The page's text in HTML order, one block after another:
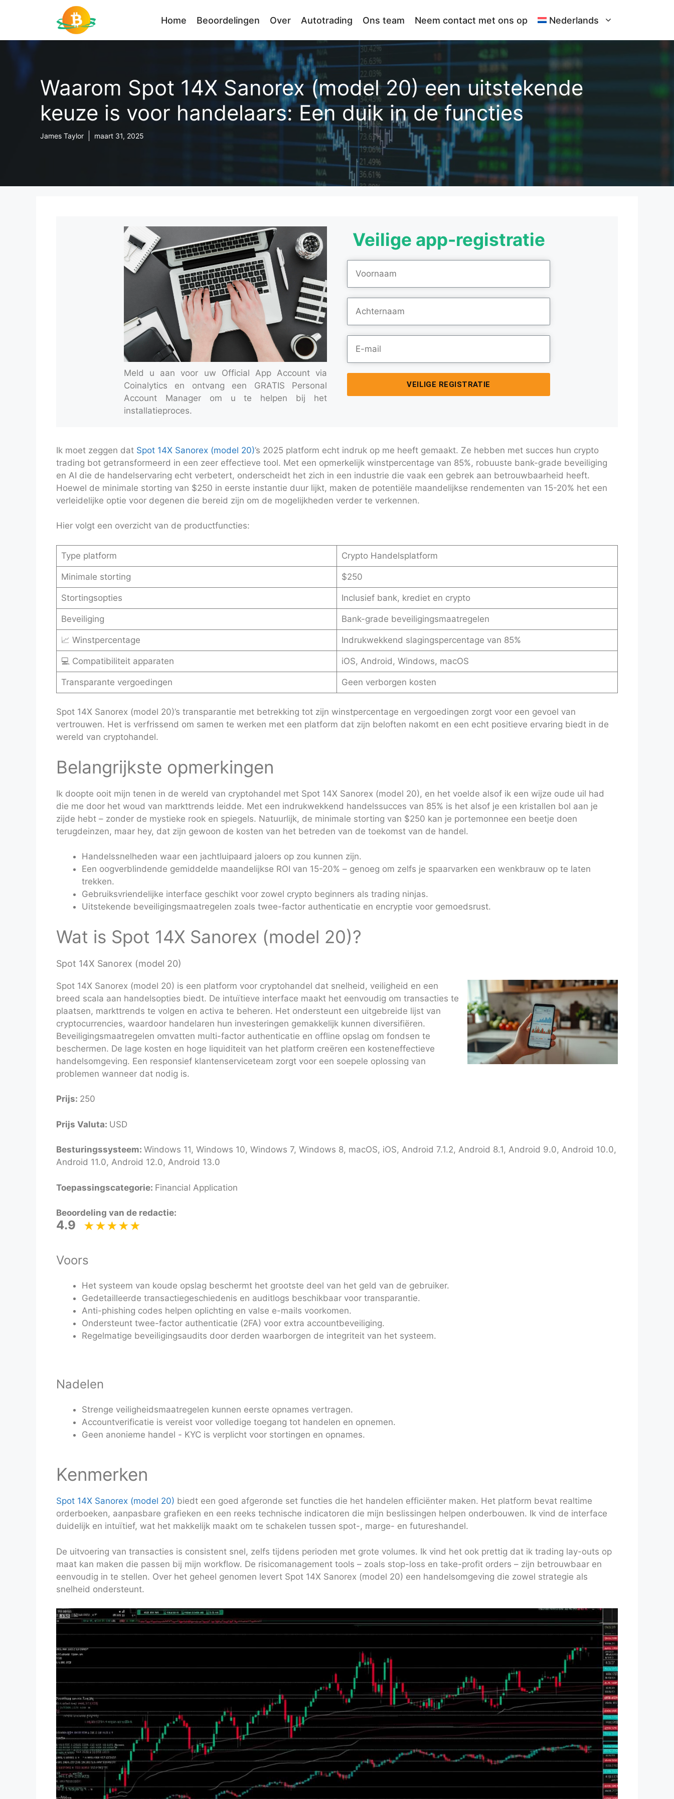
inhoud
Home Beoordelingen Over Autotrading Ons team Neem contact met ons op Nederlands
Waarom Spot 14X Sanorex (model 20) een uitstekende
keuze is voor handelaars: Een duik in de functies
James Taylor maart 31, 2025
Meld u aan voor uw Official App Account via
Coinalytics en ontvang een GRATIS Personal
Account Manager om u te helpen bij het
installatieproces.
Veilige app-registratie
VEILIGE REGISTRATIE
Ik moet zeggen dat Spot 14X Sanorex (model 20)’s 2025 platform echt indruk op me heeft gemaakt. Ze hebben met succes hun crypto
trading bot getransformeerd in een zeer effectieve tool. Met een opmerkelijk winstpercentage van 85%, robuuste bank-grade beveiliging
en AI die de handelservaring echt verbetert, onderscheidt het zich in een industrie die vaak een gebrek aan betrouwbaarheid heeft.
Hoewel de minimale storting van $250 in eerste instantie duur lijkt, maken de potentiële maandelijkse rendementen van 15-20% het een
verleidelijke optie voor degenen die bereid zijn om de mogelijkheden verder te verkennen.
Hier volgt een overzicht van de productfuncties:
Type platform Crypto Handelsplatform
Minimale storting $250
Stortingsopties Inclusief bank, krediet en crypto
Beveiliging Bank-grade beveiligingsmaatregelen
📈 Winstpercentage Indrukwekkend slagingspercentage van 85%
💻 Compatibiliteit apparaten iOS, Android, Windows, macOS
Transparante vergoedingen Geen verborgen kosten
Spot 14X Sanorex (model 20)’s transparantie met betrekking tot zijn winstpercentage en vergoedingen zorgt voor een gevoel van
vertrouwen. Het is verfrissend om samen te werken met een platform dat zijn beloften nakomt en een echt positieve ervaring biedt in de
wereld van cryptohandel.
Belangrijkste opmerkingen
Ik doopte ooit mijn tenen in de wereld van cryptohandel met Spot 14X Sanorex (model 20), en het voelde alsof ik een wijze oude uil had
die me door het woud van markttrends leidde. Met een indrukwekkend handelssucces van 85% is het alsof je een kristallen bol aan je
zijde hebt – zonder de mystieke rook en spiegels. Natuurlijk, de minimale storting van $250 kan je portemonnee een beetje doen
terugdeinzen, maar hey, dat zijn gewoon de kosten van het betreden van de toekomst van de handel.
Handelssnelheden waar een jachtluipaard jaloers op zou kunnen zijn.
Een oogverblindende gemiddelde maandelijkse ROI van 15-20% – genoeg om zelfs je spaarvarken een wenkbrauw op te laten
trekken.
Gebruiksvriendelijke interface geschikt voor zowel crypto beginners als trading ninjas.
Uitstekende beveiligingsmaatregelen zoals twee-factor authenticatie en encryptie voor gemoedsrust.
Wat is Spot 14X Sanorex (model 20)?
Spot 14X Sanorex (model 20)
Spot 14X Sanorex (model 20) is een platform voor cryptohandel dat snelheid, veiligheid en een
breed scala aan handelsopties biedt. De intuïtieve interface maakt het eenvoudig om transacties te
plaatsen, markttrends te volgen en activa te beheren. Het ondersteunt een uitgebreide lijst van
cryptocurrencies, waardoor handelaren hun investeringen gemakkelijk kunnen diversifiëren.
Beveiligingsmaatregelen omvatten multi-factor authenticatie en offline opslag om fondsen te
beschermen. De lage kosten en hoge liquiditeit van het platform creëren een kosteneffectieve
handelsomgeving. Een responsief klantenserviceteam zorgt voor een soepele oplossing van
problemen wanneer dat nodig is.
Prijs: 250
Prijs Valuta: USD
Besturingssysteem: Windows 11, Windows 10, Windows 7, Windows 8, macOS, iOS, Android 7.1.2, Android 8.1, Android 9.0, Android 10.0,
Android 11.0, Android 12.0, Android 13.0
Toepassingscategorie: Financial Application
Beoordeling van de redactie:
4.9
Voors
Het systeem van koude opslag beschermt het grootste deel van het geld van de gebruiker.
Gedetailleerde transactiegeschiedenis en auditlogs beschikbaar voor transparantie.
Anti-phishing codes helpen oplichting en valse e-mails voorkomen.
Ondersteunt twee-factor authenticatie (2FA) voor extra accountbeveiliging.
Regelmatige beveiligingsaudits door derden waarborgen de integriteit van het systeem.
Nadelen
Strenge veiligheidsmaatregelen kunnen eerste opnames vertragen.
Accountverificatie is vereist voor volledige toegang tot handelen en opnemen.
Geen anonieme handel - KYC is verplicht voor stortingen en opnames.
Kenmerken
Spot 14X Sanorex (model 20) biedt een goed afgeronde set functies die het handelen efficiënter maken. Het platform bevat realtime
orderboeken, aanpasbare grafieken en een reeks technische indicatoren die mijn beslissingen helpen onderbouwen. Ik vind de interface
duidelijk en intuïtief, wat het makkelijk maakt om te schakelen tussen spot-, marge- en futureshandel.
De uitvoering van transacties is consistent snel, zelfs tijdens perioden met grote volumes. Ik vind het ook prettig dat ik trading lay-outs op
maat kan maken die passen bij mijn workflow. De risicomanagement tools – zoals stop-loss en take-profit orders – zijn betrouwbaar en
eenvoudig in te stellen. Over het geheel genomen levert Spot 14X Sanorex (model 20) een handelsomgeving die zowel strategie als
snelheid ondersteunt.